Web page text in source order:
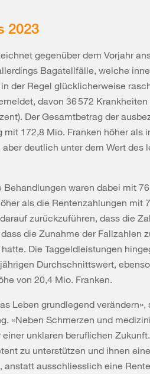
2023
gegenüber dem Vorjahr
Bagatellfälle, welche
der Regel glücklicherweise
davon 36 572
Der Gesamtbetrag der
172,8 Mio. Franken höher als
aber deutlich unter dem Wert des
waren dabei mit
als die Rentenzahlungen mit
zurückzuführen, dass die
die Zunahme der Fallzahlen
Die Taggeldleistungen
Durchschnittswert,
von 20,4 Mio. Franken.
Leben grundlegend
«Neben Schmerzen und
unklaren beruflichen
zu unterstützen und ihnen
anstatt ausschliesslich eine